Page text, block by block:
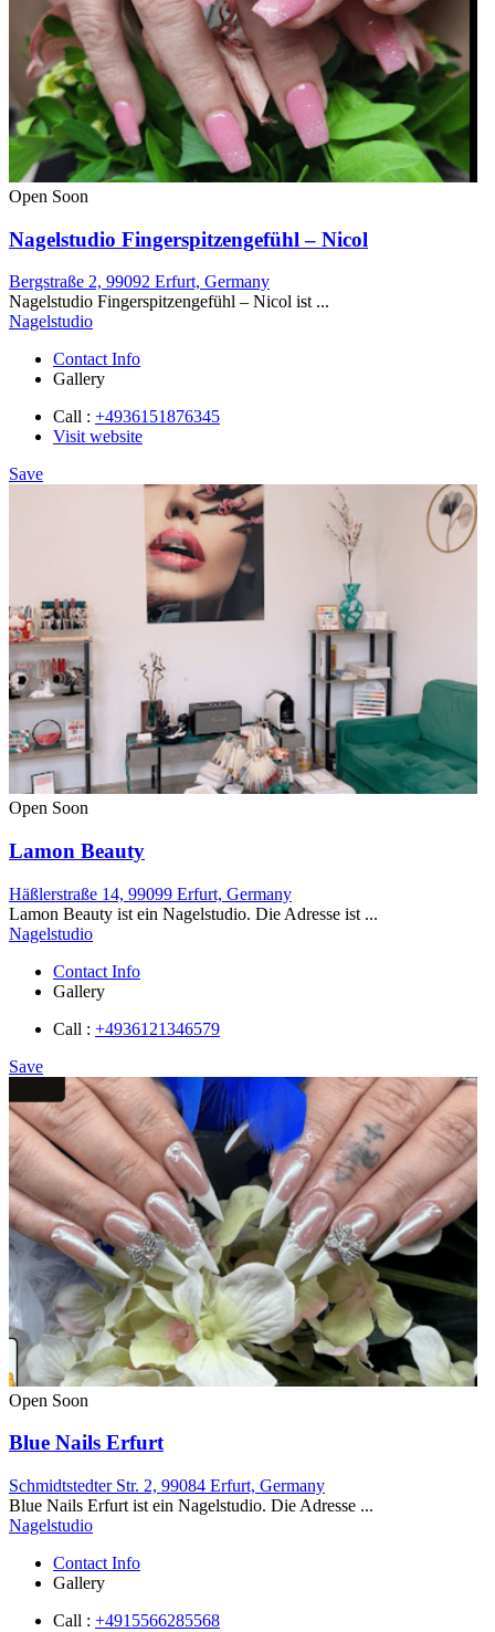
Open Soon
Nagelstudio Fingerspitzengefühl – Nicol
Bergstraße 2, 99092 Erfurt, Germany
Nagelstudio Fingerspitzengefühl – Nicol ist ...
Nagelstudio
Contact Info
Gallery
Call : +4936151876345
Visit website
Save
Open Soon
Lamon Beauty
Häßlerstraße 14, 99099 Erfurt, Germany
Lamon Beauty ist ein Nagelstudio. Die Adresse ist ...
Nagelstudio
Contact Info
Gallery
Call : +4936121346579
Save
Open Soon
Blue Nails Erfurt
Schmidtstedter Str. 2, 99084 Erfurt, Germany
Blue Nails Erfurt ist ein Nagelstudio. Die Adresse ...
Nagelstudio
Contact Info
Gallery
Call : +4915566285568